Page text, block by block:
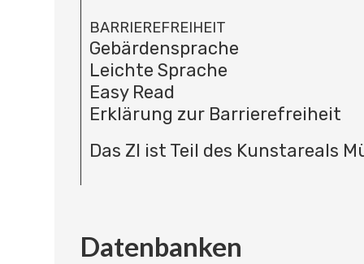
BARRIEREFREIHEIT
Gebärdensprache
Leichte Sprache
Easy Read
Erklärung zur Barrierefreiheit
Das ZI ist Teil des Kunstareals
Datenbanken